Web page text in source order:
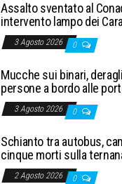
Assalto sventato al
intervento lampo dei
3 Agosto 2026 0
Mucche sui binari,
persone a bordo alle
3 Agosto 2026 0
Schianto tra autobus,
cinque morti sulla
2 Agosto 2026 0